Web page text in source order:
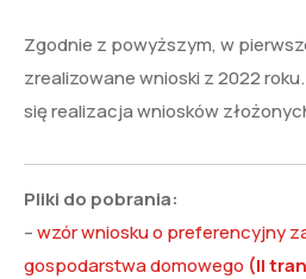
Zgodnie z powyższym, w
zrealizowane wnioski z 2022
się realizacja wniosków
Pliki do pobrania:
–wzór wniosku o preferencyjny
gospodarstwa domowego (II